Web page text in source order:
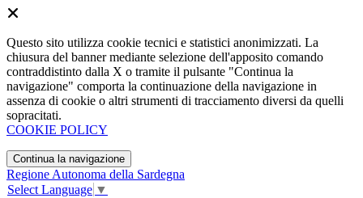
Questo sito utilizza cookie tecnici e statistici anonimizzati. La
chiusura del banner mediante selezione dell'apposito comando
contraddistinto dalla X o tramite il pulsante "Continua la
navigazione" comporta la continuazione della navigazione in
assenza di cookie o altri strumenti di tracciamento diversi da quelli
sopracitati.
COOKIE POLICY
Continua la navigazione
Regione Autonoma della Sardegna
Select Language ▼